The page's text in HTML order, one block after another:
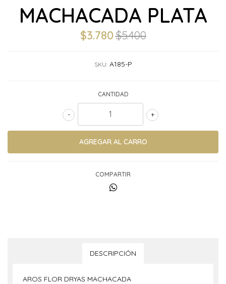
MACHACADA PLATA
$3.780$5.400
SKU: A185-P
CANTIDAD
+
-
COMPARTIR
DESCRIPCIÓN
AROS FLOR DRYAS MACHACADA